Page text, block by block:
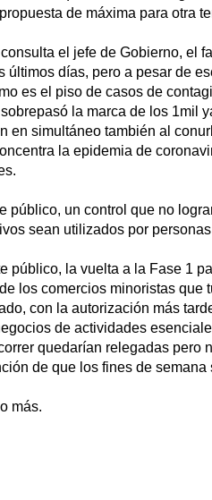
de máxima para otra
el jefe de Gobierno, el
días, pero a pesar de
es el piso de casos de
la marca de los 1mil
en simultáneo también al
la epidemia de
público, un control que no
sean utilizados por
público, la vuelta a la Fase 1
los comercios minoristas que
con la autorización más
de actividades
quedarían relegadas pero
de que los fines de semana
más.